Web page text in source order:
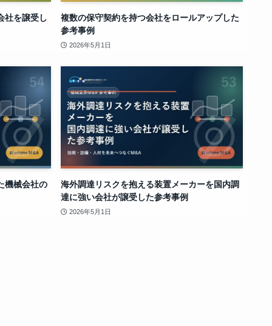
社を譲受し
複数の保守契約を持つ会社をロールアップした
参考事例
2026年5月1日
機械会社の
海外調達リスクを抱える装置メーカーを国内調
達に強い会社が譲受した参考事例
2026年5月1日